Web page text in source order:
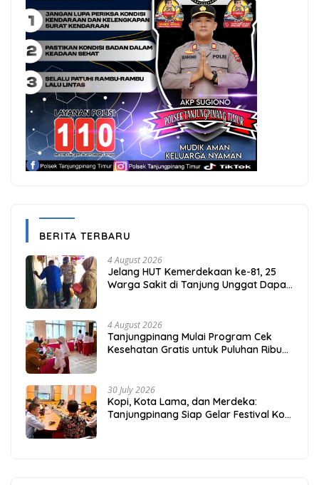
BERITA TERBARU
4 August 2026
Jelang HUT Kemerdekaan ke-81, 25
Warga Sakit di Tanjung Unggat Dapat
4 August 2026
Tanjungpinang Mulai Program Cek
Kesehatan Gratis untuk Puluhan Ribu
30 July 2026
Kopi, Kota Lama, dan Merdeka:
Tanjungpinang Siap Gelar Festival Kopi